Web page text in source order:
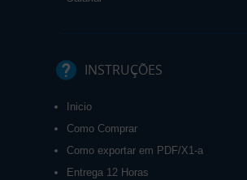
INSTRUÇÕES
Inicio
Como Comprar
Como exportar em PDF/X1-a
Entrega 12 Horas